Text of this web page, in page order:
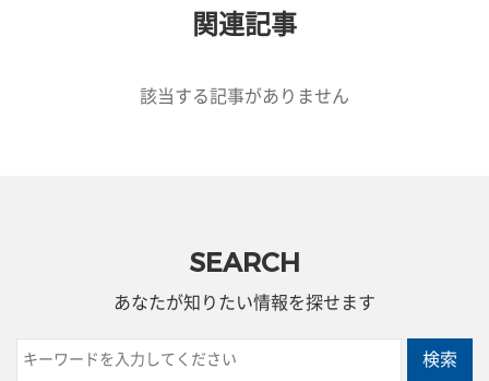
関連記事
該当する記事がありません
SEARCH
あなたが知りたい情報を探せます
検索